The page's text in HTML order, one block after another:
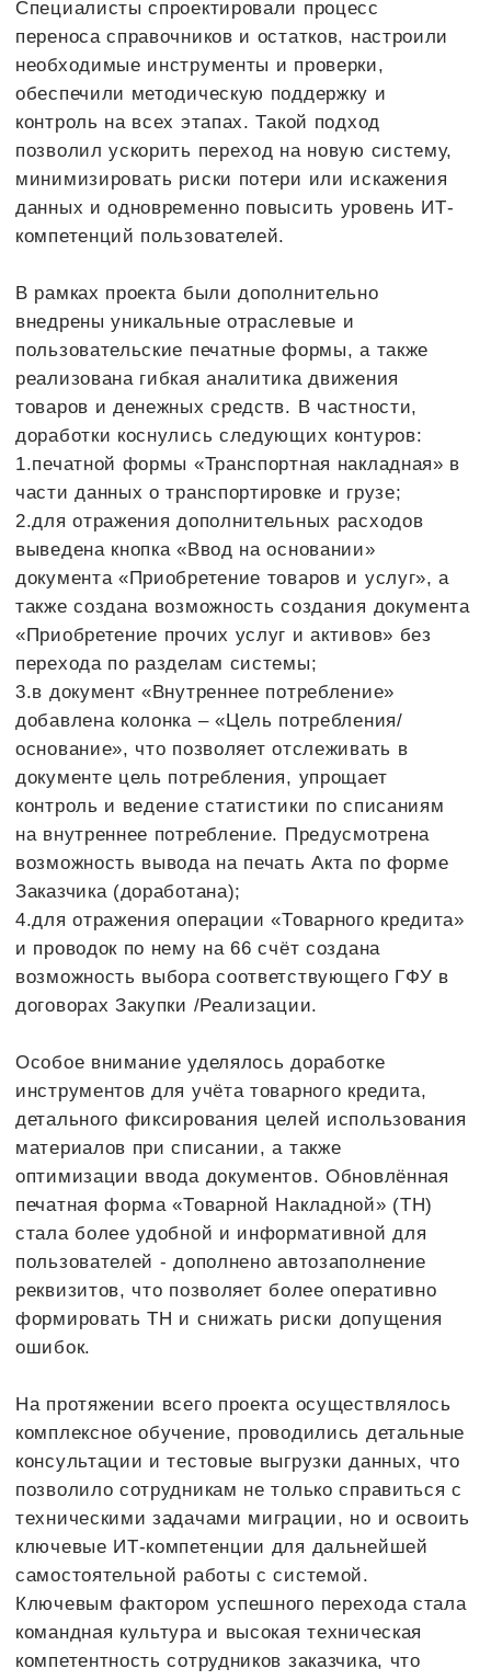
самостоятельной работы с системой.
Ключевым фактором успешного перехода стала
командная культура и высокая техническая
компетентность сотрудников заказчика, что
позволило не только достичь поставленных
целей, но и заложить основу для дальнейшего
развития и автоматизации бизнес-процессов.
Результаты проекта
Внедрён сквозной современный цифровой
контур «1С:Комплексная автоматизация»,
позволяющий видеть полный цикл от закупки
сырья до выпуска готовой продукции,
управления складами, расчётов по кадрам,
производственным затратам и налогам
Налоговый учёт автоматизирован, ведётся в
системе и не требует дополнительных
трудозатрат, минимизированы ошибки
Кадровый, зарплатный учёт и блок по основным
средствам перенесены без потери данных и
расхождений в учёте, сокращены ошибки в
расчёте заработной платы и НДФЛ за счёт
автоматизации и отказа от ручных ведомостей
Быстрая адаптация к изменению ставки НДС и
новых отчётных требований благодаря гибкости
системы
Повысилась дисциплина ввода данных и
контроль качества информации за счёт
настроенных справочников и обязательных
реквизитов, журналов
Сокращено время на формирование отчётов за
счёт автоматического заполнения на основании
данных системы, настроены удобные отчёты для
руководства по необходимым бизнес-процессам
+7
Отправить
по использованию сайта и согласен сПолитикой
vrn@1cbit.ru
Сделаем ваше предприятие
Главная
Поддержка SLA